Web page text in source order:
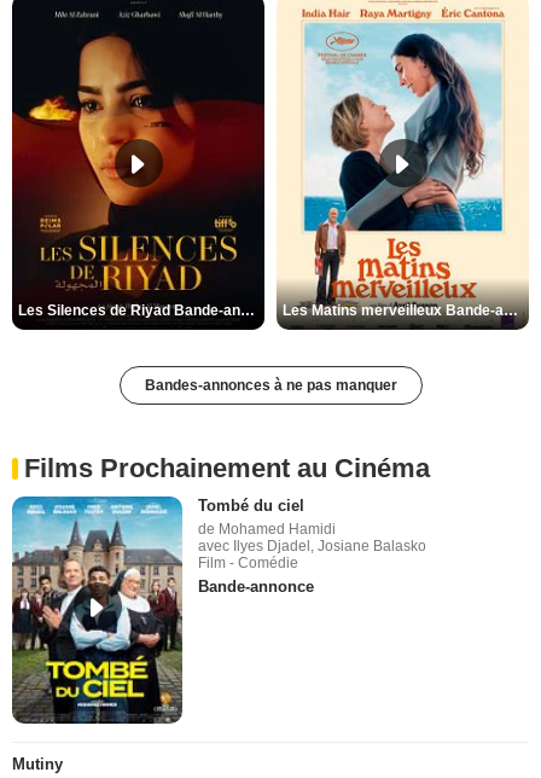
Les Silences de Riyad Bande-annonce VO STFR Les Matins merveilleux Bande-annonce VF
Bandes-annonces à ne pas manquer
Films Prochainement au Cinéma
Tombé du ciel
de Mohamed Hamidi
avec Ilyes Djadel, Josiane Balasko
Film - Comédie
Bande-annonce
Mutiny